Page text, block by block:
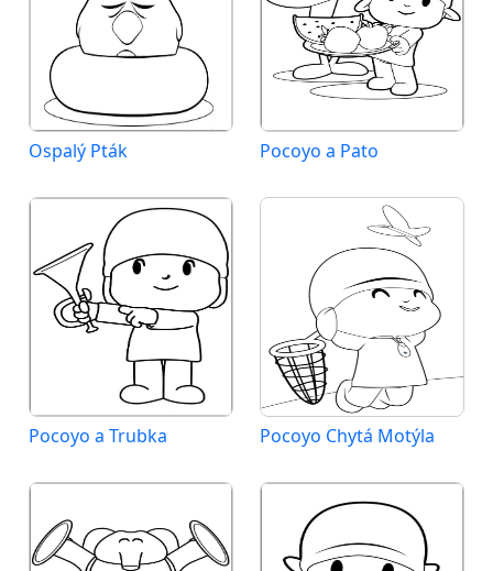
Ospalý Pták Pocoyo a Pato
Pocoyo a Trubka Pocoyo Chytá Motýla